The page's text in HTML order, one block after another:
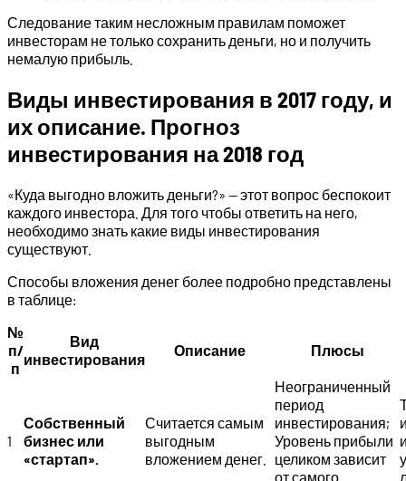
Следование таким несложным правилам поможет
инвесторам не только сохранить деньги, но и получить
немалую прибыль.
Виды инвестирования в 2017 году, и
их описание. Прогноз
инвестирования на 2018 год
«Куда выгодно вложить деньги?» — этот вопрос беспокоит
каждого инвестора. Для того чтобы ответить на него,
необходимо знать какие виды инвестирования
существуют.
Способы вложения денег более подробно представлены
в таблице:
№
п/
п
Вид
инвестирования
Описание Плюсы
1
Собственный
бизнес или
«стартап».
Считается самым
выгодным
вложением денег.
Неограниченный
период
инвестирования;
Уровень прибыли
целиком зависит
от самого